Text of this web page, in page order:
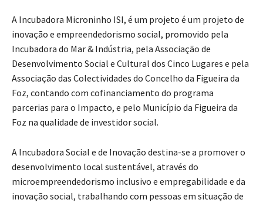
A Incubadora Microninho ISI, é um projeto é um projeto de
inovação e empreendedorismo social, promovido pela
Incubadora do Mar & Indústria, pela Associação de
Desenvolvimento Social e Cultural dos Cinco Lugares e pela
Associação das Colectividades do Concelho da Figueira da
Foz, contando com cofinanciamento do programa
parcerias para o Impacto, e pelo Município da Figueira da
Foz na qualidade de investidor social.
A Incubadora Social e de Inovação destina-se a promover o
desenvolvimento local sustentável, através do
microempreendedorismo inclusivo e empregabilidade e da
inovação social, trabalhando com pessoas em situação de